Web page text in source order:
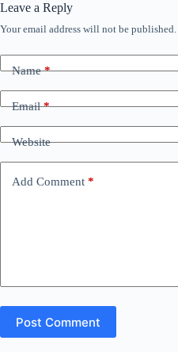
Leave a Reply
Your email address will not be published.
Name*
Email*
Website
Add Comment *
Post Comment